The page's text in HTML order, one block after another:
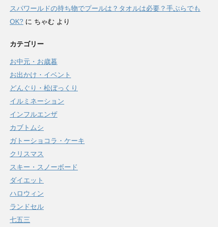
スパワールドの持ち物でプールは？タオルは必要？手ぶらでも
OK? に ちゃむ より
カテゴリー
お中元・お歳暮
お出かけ・イベント
どんぐり・松ぼっくり
イルミネーション
インフルエンザ
カブトムシ
ガトーショコラ・ケーキ
クリスマス
スキー・スノーボード
ダイエット
ハロウィン
ランドセル
七五三